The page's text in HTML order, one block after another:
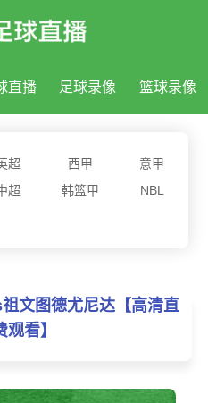
直播 足球录像 篮球录像
超 西甲
意甲
超 韩篮甲
NBL
文图德尤尼达【高清直
看】